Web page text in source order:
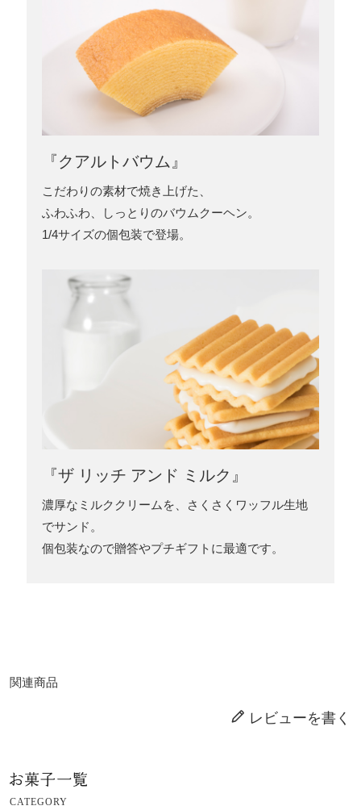
『クアルトバウム』
こだわりの素材で焼き上げた、
ふわふわ、しっとりのバウムクーヘン。
1/4サイズの個包装で登場。
『ザ リッチ アンド ミルク』
濃厚なミルククリームを、さくさくワッフル生地
でサンド。
個包装なので贈答やプチギフトに最適です。
関連商品
レビューを書く
CATEGORY